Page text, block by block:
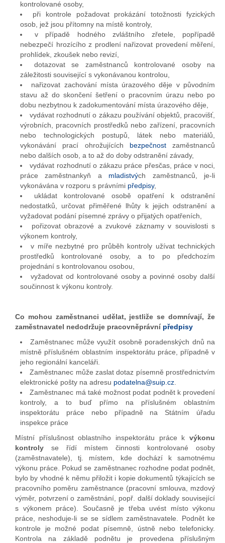
kontrolované osoby,
při kontrole požadovat prokázání totožnosti fyzických
osob, jež jsou přítomny na místě kontroly,
v případě hodného zvláštního zřetele, popřípadě
nebezpečí hrozícího z prodlení nařizovat provedení měření,
prohlídek, zkoušek nebo revizí,
dotazovat se zaměstnanců kontrolované osoby na
záležitosti související s vykonávanou kontrolou,
nařizovat zachování místa úrazového děje v původním
stavu až do skončení šetření o pracovním úrazu nebo po
dobu nezbytnou k zadokumentování místa úrazového děje,
vydávat rozhodnutí o zákazu používání objektů, pracovišť,
výrobních, pracovních prostředků nebo zařízení, pracovních
nebo technologických postupů, látek nebo materiálů,
vykonávání prací ohrožujících bezpečnostzaměstnanců
nebo dalších osob, a to až do doby odstranění závady,
vydávat rozhodnutí o zákazu práce přesčas, práce v noci,
práce zaměstnankyň a mladistvých zaměstnanců, je-li
vykonávána v rozporu s právními předpisy,
ukládat kontrolované osobě opatření k odstranění
nedostatků, určovat přiměřené lhůty k jejich odstranění a
vyžadovat podání písemné zprávy o přijatých opatřeních,
pořizovat obrazové a zvukové záznamy v souvislosti s
výkonem kontroly,
v míře nezbytné pro průběh kontroly užívat technických
prostředků kontrolované osoby, a to po předchozím
projednání s kontrolovanou osobou,
vyžadovat od kontrolované osoby a povinné osoby další
součinnost k výkonu kontroly.
Co mohou zaměstnanci udělat, jestliže se domnívají, že
zaměstnavatel nedodržuje pracovněprávní předpisy
Zaměstnanec může využít osobně poradenských dnů na
místně příslušném oblastním inspektorátu práce, případně v
jeho regionální kanceláři.
Zaměstnanec může zaslat dotaz písemně prostřednictvím
elektronické pošty na adresu podatelna@suip.cz
Zaměstnanec má také možnost podat podnět k provedení
kontroly, a to buď přímo na příslušném oblastním
inspektorátu práce nebo případně na Státním úřadu
inspekce práce
Místní příslušnost oblastního inspektorátu práce k výkonu
kontroly se řídí místem činnosti kontrolované osoby
(zaměstnavatele), tj. místem, kde dochází k samotnému
výkonu práce. Pokud se zaměstnanec rozhodne podat podnět,
bylo by vhodné k němu přiložit i kopie dokumentů týkajících se
pracovního poměru zaměstnance (pracovní smlouva, mzdový
výměr, potvrzení o zaměstnání, popř. další doklady související
s výkonem práce). Současně je třeba uvést místo výkonu
práce, neshoduje-li se se sídlem zaměstnavatele. Podnět ke
kontrole je možné podat písemně, ústně nebo telefonicky.
Kontrola na základě podnětu je provedena příslušným